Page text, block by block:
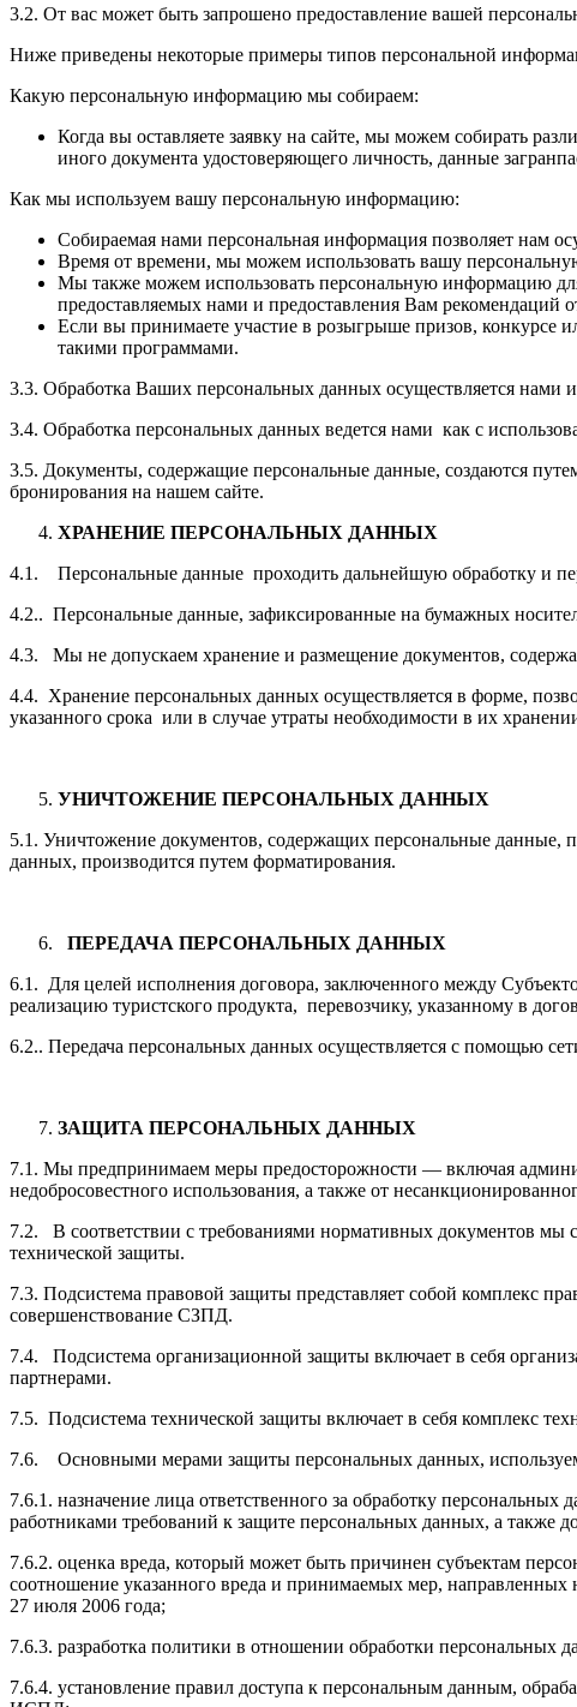
3.2. От вас может быть запрошено предоставление вашей
Ниже приведены некоторые примеры типов персональной
Какую персональную информацию мы собираем:
Когда вы оставляете заявку на сайте, мы можем собирать
иного документа удостоверяющего личность, данные
Как мы используем вашу персональную информацию:
Собираемая нами персональная информация позволяет нам
Время от времени, мы можем использовать вашу
Мы также можем использовать персональную информацию
предоставляемых нами и предоставления Вам рекомендаций
Если вы принимаете участие в розыгрыше призов,
такими программами.
3.3. Обработка Ваших персональных данных осуществляется
3.4. Обработка персональных данных ведется нами как с
3.5. Документы, содержащие персональные данные, создаются
бронирования на нашем сайте.
ХРАНЕНИЕ ПЕРСОНАЛЬНЫХ ДАННЫХ
4.1. Персональные данные проходить дальнейшую обработку и
4.2.. Персональные данные, зафиксированные на бумажных
4.3. Мы не допускаем хранение и размещение документов,
4.4. Хранение персональных данных осуществляется в форме,
указанного срока или в случае утраты необходимости в их
УНИЧТОЖЕНИЕ ПЕРСОНАЛЬНЫХ ДАННЫХ
5.1. Уничтожение документов, содержащих персональные данные,
данных, производится путем форматирования.
ПЕРЕДАЧА ПЕРСОНАЛЬНЫХ ДАННЫХ
6.1. Для целей исполнения договора, заключенного между
реализацию туристского продукта, перевозчику, указанному в
6.2.. Передача персональных данных осуществляется с помощью
ЗАЩИТА ПЕРСОНАЛЬНЫХ ДАННЫХ
7.1. Мы предпринимаем меры предосторожности — включая
недобросовестного использования, а также от
7.2. В соответствии с требованиями нормативных документов
технической защиты.
7.3. Подсистема правовой защиты представляет собой комплекс
совершенствование СЗПД.
7.4. Подсистема организационной защиты включает в себя
партнерами.
7.5. Подсистема технической защиты включает в себя комплекс
7.6. Основными мерами защиты персональных данных,
7.6.1. назначение лица ответственного за обработку
работниками требований к защите персональных данных, а также
7.6.2. оценка вреда, который может быть причинен субъектам
соотношение указанного вреда и принимаемых мер,
27 июля 2006 года;
7.6.3. разработка политики в отношении обработки
7.6.4. установление правил доступа к персональным данным,